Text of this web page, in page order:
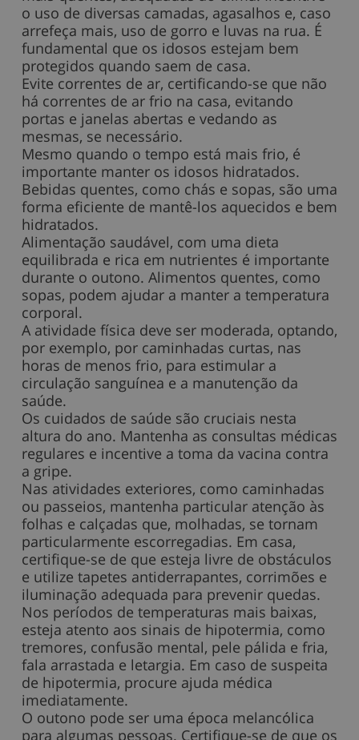
o uso de diversas camadas, agasalhos e, caso
arrefeça mais, uso de gorro e luvas na rua. É
fundamental que os idosos estejam bem
protegidos quando saem de casa.
Evite correntes de ar, certificando-se que não
há correntes de ar frio na casa, evitando
portas e janelas abertas e vedando as
mesmas, se necessário.
Mesmo quando o tempo está mais frio, é
importante manter os idosos hidratados.
Bebidas quentes, como chás e sopas, são uma
forma eficiente de mantê-los aquecidos e bem
hidratados.
Alimentação saudável, com uma dieta
equilibrada e rica em nutrientes é importante
durante o outono. Alimentos quentes, como
sopas, podem ajudar a manter a temperatura
corporal.
A atividade física deve ser moderada, optando,
por exemplo, por caminhadas curtas, nas
horas de menos frio, para estimular a
circulação sanguínea e a manutenção da
saúde.
Os cuidados de saúde são cruciais nesta
altura do ano. Mantenha as consultas médicas
regulares e incentive a toma da vacina contra
a gripe.
Nas atividades exteriores, como caminhadas
ou passeios, mantenha particular atenção às
folhas e calçadas que, molhadas, se tornam
particularmente escorregadias. Em casa,
certifique-se de que esteja livre de obstáculos
e utilize tapetes antiderrapantes, corrimões e
iluminação adequada para prevenir quedas.
Nos períodos de temperaturas mais baixas,
esteja atento aos sinais de hipotermia, como
tremores, confusão mental, pele pálida e fria,
fala arrastada e letargia. Em caso de suspeita
de hipotermia, procure ajuda médica
imediatamente.
O outono pode ser uma época melancólica
para algumas pessoas. Certifique-se de que os